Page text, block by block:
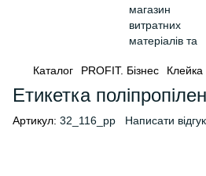
Каталог PROFIT. Бізнес Клейка
Етикетка
Артикул: 32_116_pp Написати відгук